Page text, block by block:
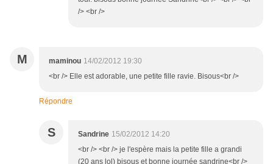
/> <br />
M maminou 14/02/2012 19:30
<br /> Elle est adorable, une petite fille ravie. Bisous<br />
Répondre
S Sandrine 15/02/2012 14:20
<br /> <br /> je l'espère mais la petite fille a grandi
(20 ans lol) bisous et bonne journée sandrine<br />